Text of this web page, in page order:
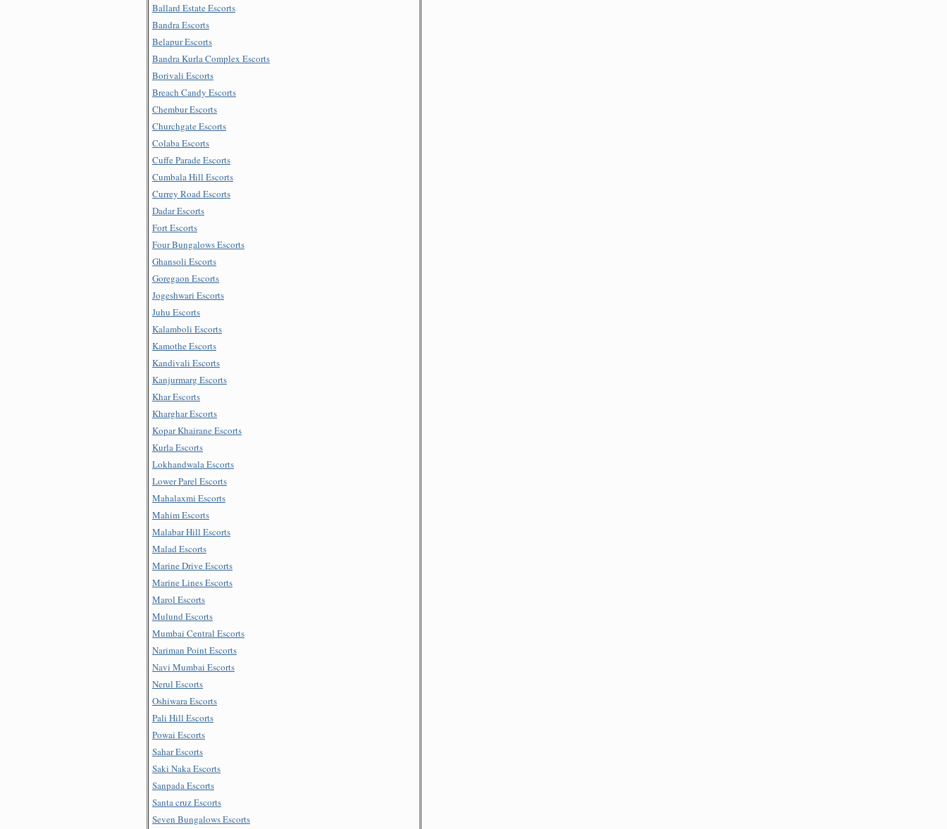
Ballard Estate Escorts
Bandra Escorts
Belapur Escorts
Bandra Kurla Complex Escorts
Borivali Escorts
Breach Candy Escorts
Chembur Escorts
Churchgate Escorts
Colaba Escorts
Cuffe Parade Escorts
Cumbala Hill Escorts
Currey Road Escorts
Dadar Escorts
Fort Escorts
Four Bungalows Escorts
Ghansoli Escorts
Goregaon Escorts
Jogeshwari Escorts
Juhu Escorts
Kalamboli Escorts
Kamothe Escorts
Kandivali Escorts
Kanjurmarg Escorts
Khar Escorts
Kharghar Escorts
Kopar Khairane Escorts
Kurla Escorts
Lokhandwala Escorts
Lower Parel Escorts
Mahalaxmi Escorts
Mahim Escorts
Malabar Hill Escorts
Malad Escorts
Marine Drive Escorts
Marine Lines Escorts
Marol Escorts
Mulund Escorts
Mumbai Central Escorts
Nariman Point Escorts
Navi Mumbai Escorts
Nerul Escorts
Oshiwara Escorts
Pali Hill Escorts
Powai Escorts
Sahar Escorts
Saki Naka Escorts
Sanpada Escorts
Santa cruz Escorts
Seven Bungalows Escorts